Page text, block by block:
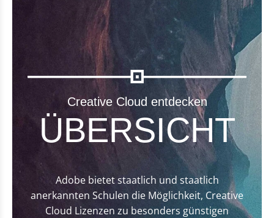
Creative Cloud entdecken
ÜBERSICHT
Adobe bietet staatlich und staatlich
anerkannten Schulen die Möglichkeit, Creative
Cloud Lizenzen zu besonders günstigen